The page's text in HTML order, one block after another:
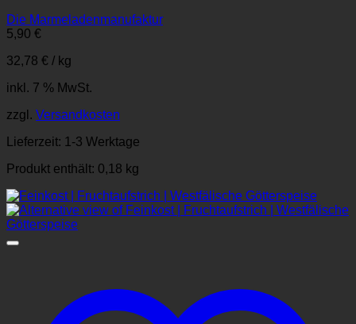
Die Marmeladenmanufaktur
5,90 €
32,78 € / kg
inkl. 7 % MwSt.
zzgl. Versandkosten
Lieferzeit: 1-3 Werktage
Produkt enthält: 0,18 kg